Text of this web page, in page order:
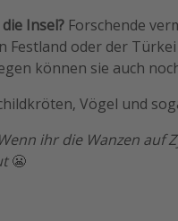
Insel? Forschende
oder der
können sie auch
Vögel und
ihr die Wanzen auf
😬